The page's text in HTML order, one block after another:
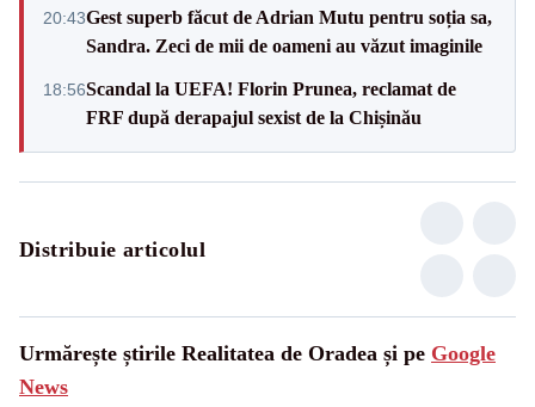
20:43Gest superb făcut de Adrian Mutu pentru soția sa,
Sandra. Zeci de mii de oameni au văzut imaginile
18:56Scandal la UEFA! Florin Prunea, reclamat de
FRF după derapajul sexist de la Chișinău
Distribuie articolul
Urmărește știrile Realitatea de Oradea și pe Google
News